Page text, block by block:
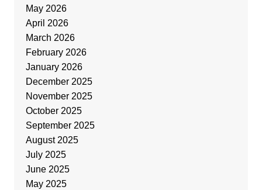
May 2026
April 2026
March 2026
February 2026
January 2026
December 2025
November 2025
October 2025
September 2025
August 2025
July 2025
June 2025
May 2025